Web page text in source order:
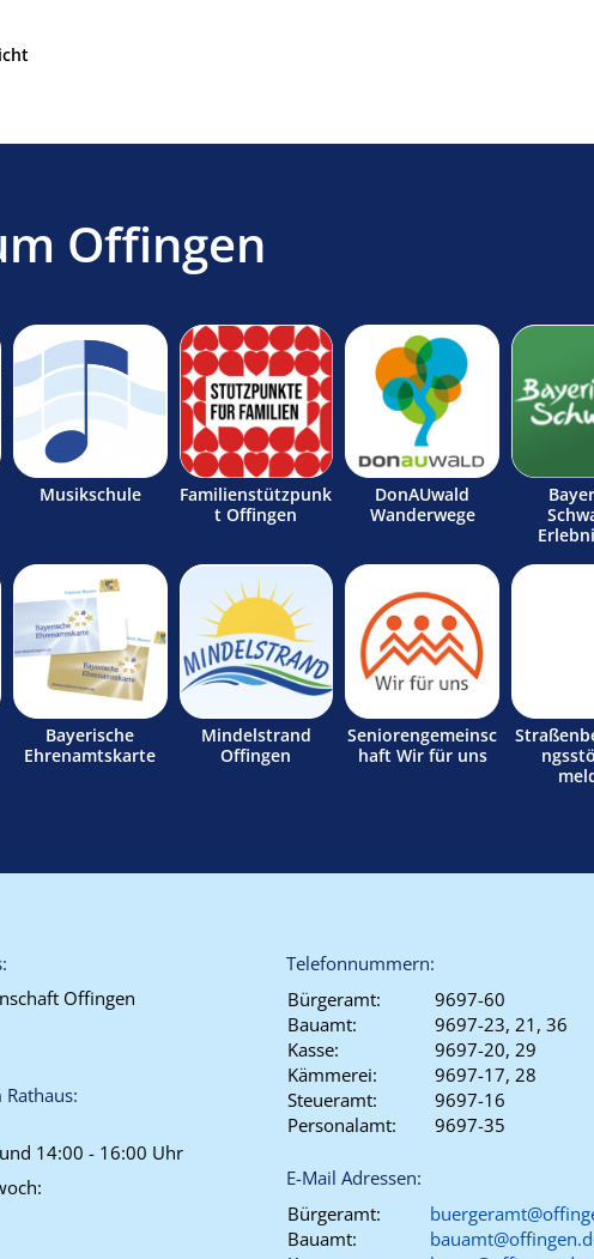
Offingen
Musikschule
Familienstützpunk
t Offingen
DonAUwald
Wanderwege
Bayerische
Ehrenamtskarte
Mindelstrand
Offingen
Seniorengemeinsc
haft Wir für uns
Offingen
14:00 - 16:00 Uhr
Telefonnummern:
Bürgeramt:
9697-60
Bauamt:
9697-23, 21, 36
Kasse:
9697-20, 29
Kämmerei:
9697-17, 28
Steueramt:
9697-16
Personalamt:
9697-35
E-Mail Adressen:
Bürgeramt:
Bauamt: